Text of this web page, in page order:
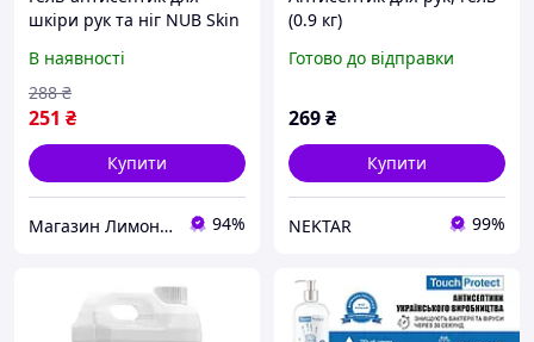
шкіри рук та ніг NUB Skin
Peppermint, 500 мл
В наявності
251 ₴
288 ₴
Купити
Магазин Лимонад 94%
(0.9 кг)
Готово до відправки
269₴
Купити
NEKTAR 99%